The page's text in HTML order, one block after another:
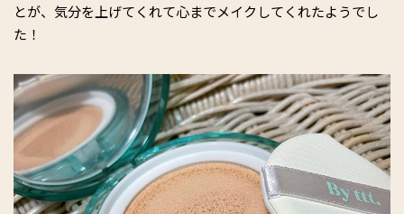
とが、気分を上げてくれて心までメイクしてくれたようでし
た！